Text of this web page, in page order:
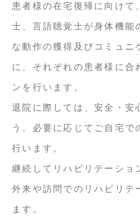
患者様の在宅復帰に向けて
士、言語聴覚士が身体機能
な動作の獲得及びコミュニ
に、それぞれの患者様に合
ンを行います。
退院に際しては、安全・安
う、必要に応じてご自宅で
行います。
継続してリハビリテーショ
外来や訪問でのリハビリテ
ます。